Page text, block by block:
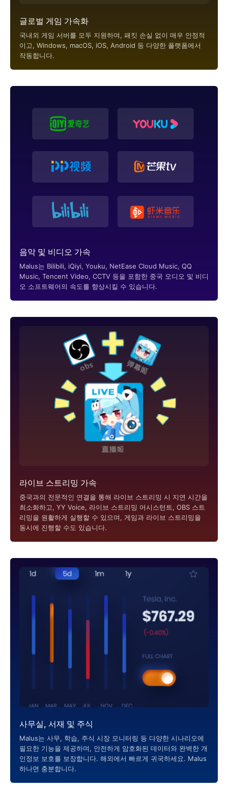
글로벌 게임 가속화
국내외 게임 서버를 모두 지원하며, 패킷 손실 없이 매우 안정적
이고, Windows, macOS, iOS, Android 등 다양한 플랫폼에서
작동합니다.
음악 및 비디오 가속
Malus는 Bilibili, iQiyi, Youku, NetEase Cloud Music, QQ
Music, Tencent Video, CCTV 등을 포함한 중국 오디오 및 비디
오 소프트웨어의 속도를 향상시킬 수 있습니다.
라이브 스트리밍 가속
중국과의 전문적인 연결을 통해 라이브 스트리밍 시 지연 시간을
최소화하고, YY Voice, 라이브 스트리밍 어시스턴트, OBS 스트
리밍을 원활하게 실행할 수 있으며, 게임과 라이브 스트리밍을
동시에 진행할 수도 있습니다.
사무실, 서재 및 주식
Malus는 사무, 학습, 주식 시장 모니터링 등 다양한 시나리오에
필요한 기능을 제공하며, 안전하게 암호화된 데이터와 완벽한 개
인정보 보호를 보장합니다. 해외에서 빠르게 귀국하세요. Malus
하나면 충분합니다.